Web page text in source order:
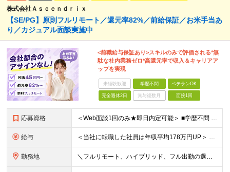
株式会社Ａｓｃｅｎｄｒｉｘ
【SE/PG】原則フルリモート／還元率82%／前給保証／お米手当あ
り／カジュアル面談実施中
<前職給与保証あり>スキルのみで評価される*無
駄な社内業務ゼロ*高還元率で収入＆キャリアア
ップを実現
未経験歓迎 学歴不問 ベテランOK
完全週休2日 賞与複数月 面接1回
応募資格 ＜Web面談1回のみ★即日内定可能＞ ■学歴不問 ■エンジニアとしての実務経験1年以上 （開発・インフラ・技術・工程など不問）
給与 ＜当社に転職した社員は年収平均178万円UP＞ 月給45万円～120万円＋賞与＋各手当 ※経験・能力などを考慮の上、決定します ※案件の契約内容（月単金など）や昇給、賞与額はすべてシステム上で開示し
勤務地 ＼フルリモート、ハイブリッド、フル出勤の選択可＆帰社日なし／ 【下記エリアを中心とするクライアント先または自宅にて勤務】 ■首都圏：東京・埼玉・千葉・神奈川 ■関西：大阪・兵庫・京都・滋賀・奈良・和